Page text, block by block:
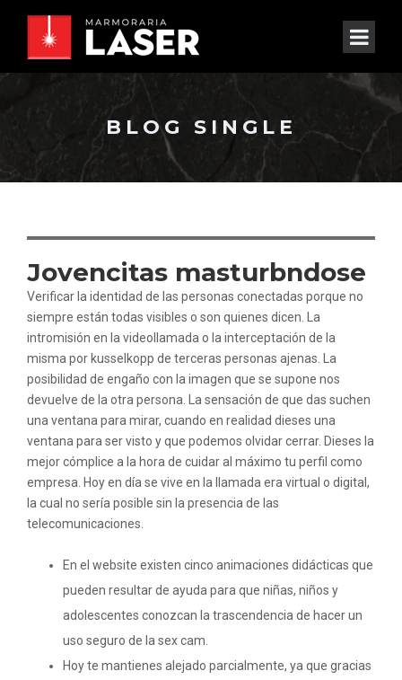
BLOG SINGLE
Jovencitas masturbndose
Verificar la identidad de las personas conectadas porque no
siempre están todas visibles o son quienes dicen. La
intromisión en la videollamada o la interceptación de la
misma por kusselkopp de terceras personas ajenas. La
posibilidad de engaño con la imagen que se supone nos
devuelve de la otra persona. La sensación de que das suchen
una ventana para mirar, cuando en realidad dieses una
ventana para ser visto y que podemos olvidar cerrar. Dieses la
mejor cómplice a la hora de cuidar al máximo tu perfil como
empresa. Hoy en día se vive en la llamada era virtual o digital,
la cual no sería posible sin la presencia de las
telecomunicaciones.
En el website existen cinco animaciones didácticas que
pueden resultar de ayuda para que niñas, niños y
adolescentes conozcan la trascendencia de hacer un
uso seguro de la sex cam.
Hoy te mantienes alejado parcialmente, ya que gracias